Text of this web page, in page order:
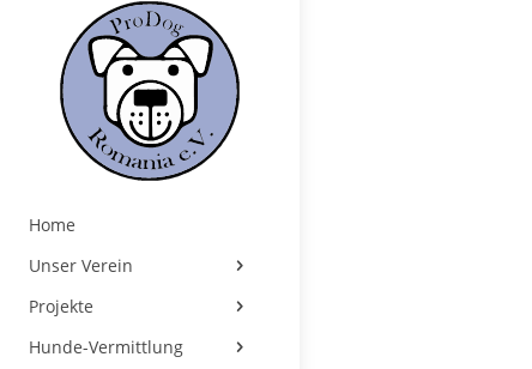
Home
Unser Verein
Projekte
Hunde-Vermittlung